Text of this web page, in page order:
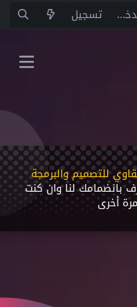
تسجيل الدخول تسجيل
للتصميم والبرمجة
بانضمامك لنا وان كنت
أخرى